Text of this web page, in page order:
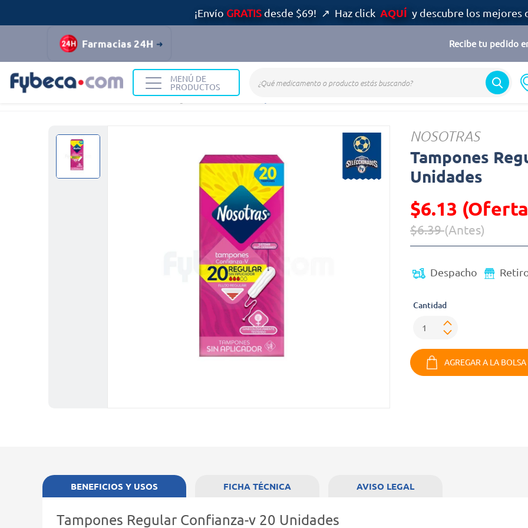
¡Envío GRATISdesde $69! ↗ Haz click AQUÍ y descubre los mejores
Farmacias 24H Recibe tu pedido
MENÚ DE
PRODUCTOS
Cuidado Personal Higiene Femenina
NOSOTRAS
Tampones
Unidades
$6.13
Precio reducido de
$6.39(Antes)
Despacho
Cantidad
AGREGAR A LA BOLSA
BENEFICIOS Y USOS
Tampones Regular Confianza-v 20 Unidades
FICHA TÉCNICA AVISO LEGAL